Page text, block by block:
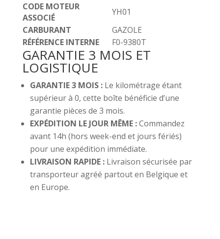
CODE MOTEUR
ASSOCIÉ
YH01
CARBURANT
GAZOLE
RÉFÉRENCE INTERNE
F0-9380T
GARANTIE 3 MOIS ET
LOGISTIQUE
GARANTIE 3 MOIS :Le kilométrage étant
supérieur à 0, cette boîte bénéficie d’une
garantie pièces de 3 mois.
EXPÉDITION LE JOUR MÊME :Commandez
avant 14h (hors week-end et jours fériés)
pour une expédition immédiate.
LIVRAISON RAPIDE :Livraison sécurisée par
transporteur agréé partout en Belgique et
en Europe.